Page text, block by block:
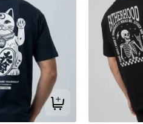
Tilføj til kurv